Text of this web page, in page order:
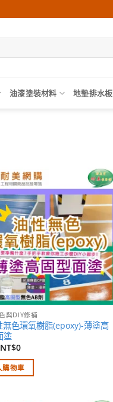
油漆塗裝材料 地墊排水板
願望
與DIY修補
無色環氧樹脂(epoxy)-薄塗高
塗
NT$0
購物車